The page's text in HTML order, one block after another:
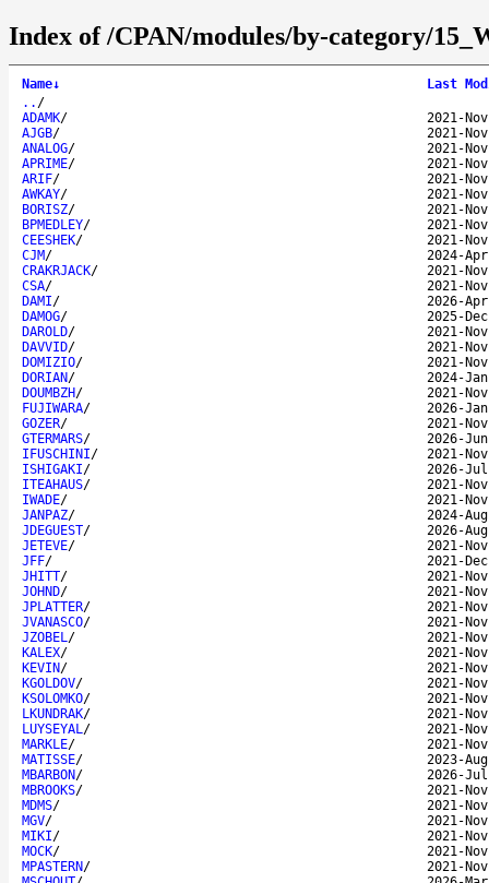
Index of /CPAN/modules/by-category/
Name↓
Last
.. /
ADAMK/
2021-
AJGB/
2021-
ANALOG/
2021-
APRIME/
2021-
ARIF/
2021-
AWKAY/
2021-
BORISZ/
2021-
BPMEDLEY/
2021-
CEESHEK/
2021-
CJM/
2024-
CRAKRJACK/
2021-
CSA/
2021-
DAMI/
2026-
DAMOG/
2025-
DAROLD/
2021-
DAVVID/
2021-
DOMIZIO/
2021-
DORIAN/
2024-
DOUMBZH/
2021-
FUJIWARA/
2026-
GOZER/
2021-
GTERMARS/
2026-
IFUSCHINI/
2021-
ISHIGAKI/
2026-
ITEAHAUS/
2021-
IWADE/
2021-
JANPAZ/
2024-
JDEGUEST/
2026-
JETEVE/
2021-
JFF/
2021-
JHITT/
2021-
JOHND/
2021-
JPLATTER/
2021-
JVANASCO/
2021-
JZOBEL/
2021-
KALEX/
2021-
KEVIN/
2021-
KGOLDOV/
2021-
KSOLOMKO/
2021-
LKUNDRAK/
2021-
LUYSEYAL/
2021-
MARKLE/
2021-
MATISSE/
2023-
MBARBON/
2026-
MBROOKS/
2021-
MDMS/
2021-
MGV/
2021-
MIKI/
2021-
MOCK/
2021-
MPASTERN/
2021-